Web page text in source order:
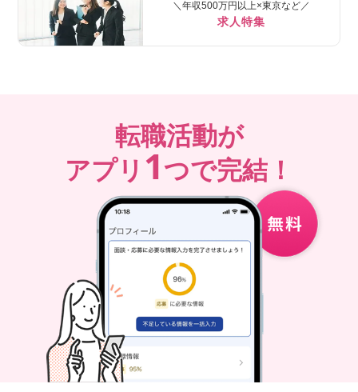
＼年収500万円以上×東京など／
求人特集
転職活動が
アプリ 1つで完結！